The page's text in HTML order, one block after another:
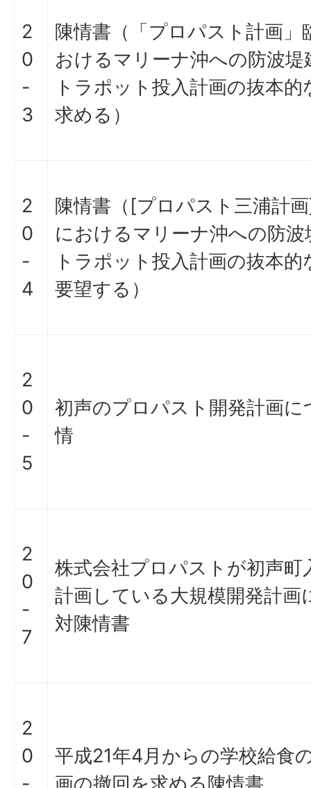
2
0
-
3
陳情書（「プロパスト計画」
おけるマリーナ沖への防波堤
トラポット投入計画の抜本
求める）
2
0
-
4
陳情書（[プロパスト三浦計
におけるマリーナ沖への防波
トラポット投入計画の抜本
要望する）
2
0
-
5
初声のプロパスト開発計画に
情
2
0
-
7
株式会社プロパストが初声町
計画している大規模開発計画
対陳情書
2
0
平成21年4月からの学校給食